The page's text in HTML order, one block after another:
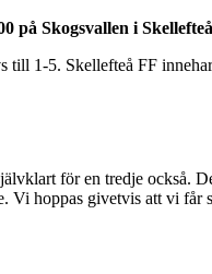
på Skogsvallen i
1-5. Skellefteå FF
för en tredje också.
Vi hoppas givetvis att vi